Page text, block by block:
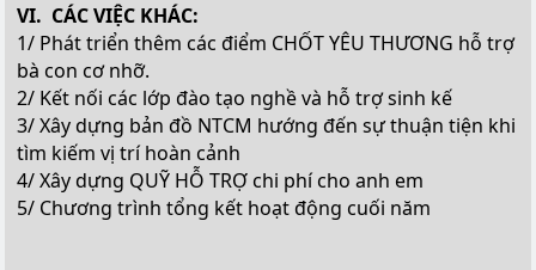
VI. CÁC VIỆC KHÁC:
1/ Phát triển thêm các điểm CHỐT YÊU THƯƠNG hỗ trợ
bà con cơ nhỡ.
2/ Kết nối các lớp đào tạo nghề và hỗ trợ sinh kế
3/ Xây dựng bản đồ NTCM hướng đến sự thuận tiện khi
tìm kiếm vị trí hoàn cảnh
4/ Xây dựng QUỸ HỖ TRỢ chi phí cho anh em
5/ Chương trình tổng kết hoạt động cuối năm